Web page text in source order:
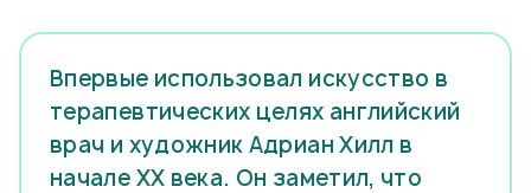
Впервые использовал искусство в
терапевтических целях английский
врач и художник Адриан Хилл в
начале XX века. Он заметил, что